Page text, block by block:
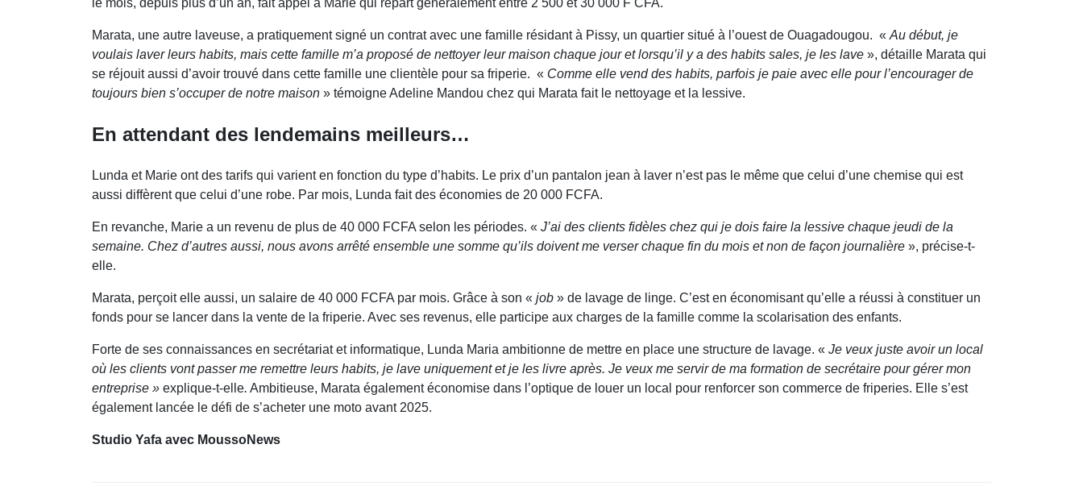
le mois, depuis plus d’un an, fait appel à Marie qui repart généralement entre 2 500 et 30 000 F CFA.
Marata, une autre laveuse, a pratiquement signé un contrat avec une famille résidant à Pissy, un quartier situé à l’ouest de Ouagadougou. « Au début, je
voulais laver leurs habits, mais cette famille m’a proposé de nettoyer leur maison chaque jour et lorsqu’il y a des habits sales, je les lave », détaille Marata qui
se réjouit aussi d’avoir trouvé dans cette famille une clientèle pour sa friperie. « Comme elle vend des habits, parfois je paie avec elle pour l’encourager de
toujours bien s’occuper de notre maison » témoigne Adeline Mandou chez qui Marata fait le nettoyage et la lessive.
En attendant des lendemains meilleurs…
Lunda et Marie ont des tarifs qui varient en fonction du type d’habits. Le prix d’un pantalon jean à laver n’est pas le même que celui d’une chemise qui est
aussi diffèrent que celui d’une robe. Par mois, Lunda fait des économies de 20 000 FCFA.
En revanche, Marie a un revenu de plus de 40 000 FCFA selon les périodes. « J’ai des clients fidèles chez qui je dois faire la lessive chaque jeudi de la
semaine. Chez d’autres aussi, nous avons arrêté ensemble une somme qu’ils doivent me verser chaque fin du mois et non de façon journalière », précise-t-
elle.
Marata, perçoit elle aussi, un salaire de 40 000 FCFA par mois. Grâce à son « job » de lavage de linge. C’est en économisant qu’elle a réussi à constituer un
fonds pour se lancer dans la vente de la friperie. Avec ses revenus, elle participe aux charges de la famille comme la scolarisation des enfants.
Forte de ses connaissances en secrétariat et informatique, Lunda Maria ambitionne de mettre en place une structure de lavage. « Je veux juste avoir un local
où les clients vont passer me remettre leurs habits, je lave uniquement et je les livre après. Je veux me servir de ma formation de secrétaire pour gérer mon
entreprise » explique-t-elle. Ambitieuse, Marata également économise dans l’optique de louer un local pour renforcer son commerce de friperies. Elle s’est
également lancée le défi de s’acheter une moto avant 2025.
Studio Yafa avec MoussoNews